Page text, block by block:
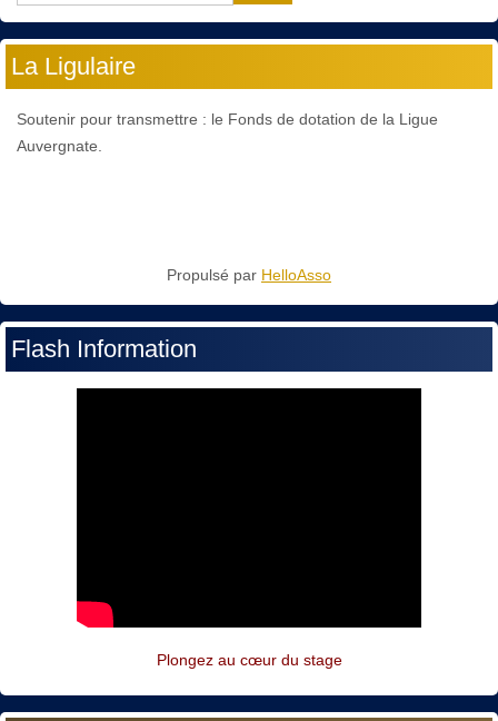
La Ligulaire
Soutenir pour transmettre : le Fonds de dotation de la Ligue
Auvergnate.
Propulsé par HelloAsso
Flash Information
Plongez au cœur du stage